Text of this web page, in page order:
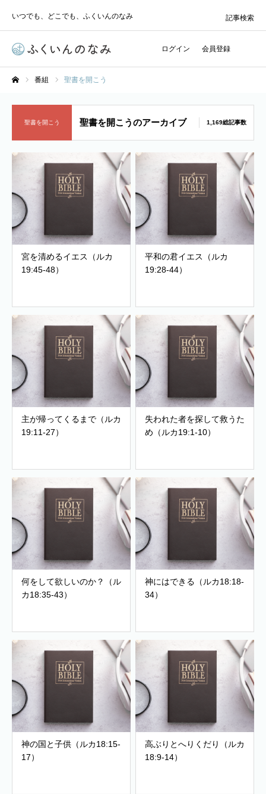
いつでも、どこでも、ふくいんのなみ
ログイン 会員登録
記事検索
番組 聖書を開こう
聖書を開こう 聖書を開こうのアーカイブ 1,169総記事数
宮を清めるイエス（ルカ
19:45-48）
平和の君イエス（ルカ
19:28-44）
主が帰ってくるまで（ルカ
19:11-27）
失われた者を探して救うた
め（ルカ19:1-10）
何をして欲しいのか？（ル
カ18:35-43）
神にはできる（ルカ18:18-
34）
神の国と子供（ルカ18:15-
17）
高ぶりとへりくだり（ルカ
18:9-14）